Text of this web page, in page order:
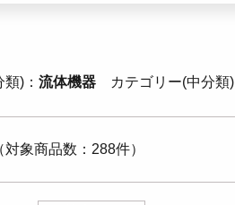
類) 流体機器 カテゴリー(中分類)
対象商品数 288件